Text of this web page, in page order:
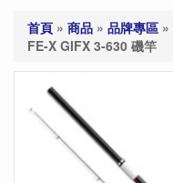
首頁 » 商品 » 品牌專區 »
FE-X GIFX 3-630 磯竿